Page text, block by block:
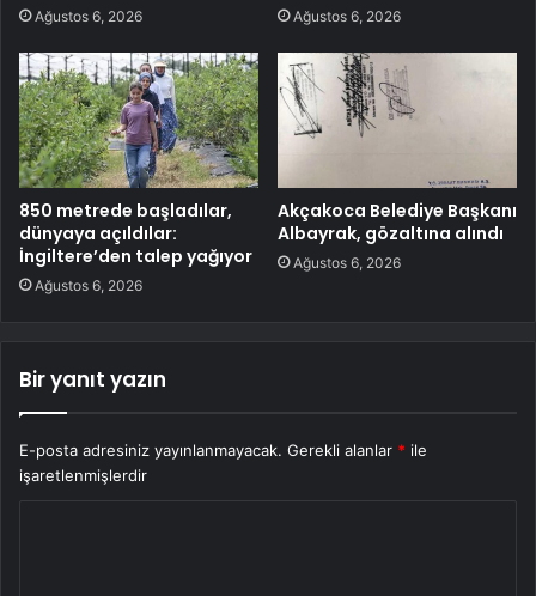
Ağustos 6, 2026 Ağustos 6, 2026
850 metrede başladılar,
dünyaya açıldılar:
İngiltere’den talep yağıyor
Ağustos 6, 2026
Akçakoca Belediye Başkanı
Albayrak, gözaltına alındı
Ağustos 6, 2026
Bir yanıt yazın
E-posta adresiniz yayınlanmayacak. Gerekli alanlar * ile
işaretlenmişlerdir